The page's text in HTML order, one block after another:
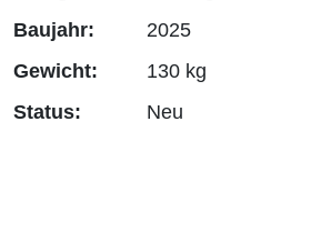
Baujahr:
2025
Gewicht:
130 kg
Status:
Neu